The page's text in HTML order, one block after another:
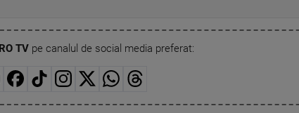
TVpe canalul de social media preferat: